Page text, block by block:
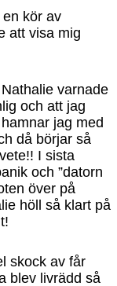
kör av
att visa mig
varnade
och att jag
jag med
då börjar så
I sista
och ”datorn
över på
höll så klart på
skock av får
blev livrädd så